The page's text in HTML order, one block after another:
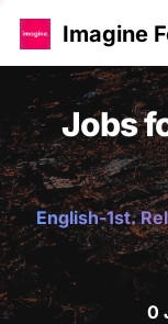
Imagine
Jobs
English-1st.
0